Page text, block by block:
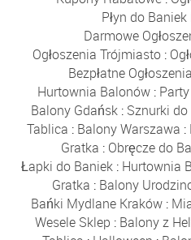
Płyn do
Darmowe
Ogłoszenia Trójmiasto :
Bezpłatne Ogłoszenia
Hurtownia Balonów :
Balony Gdańsk : Sznurki
Tablica : Balony Warszawa :
Gratka : Obręcze do
Łapki do Baniek: Hurtownia
Gratka : Balony
Bańki Mydlane Kraków :
Wesele Sklep : Balony z